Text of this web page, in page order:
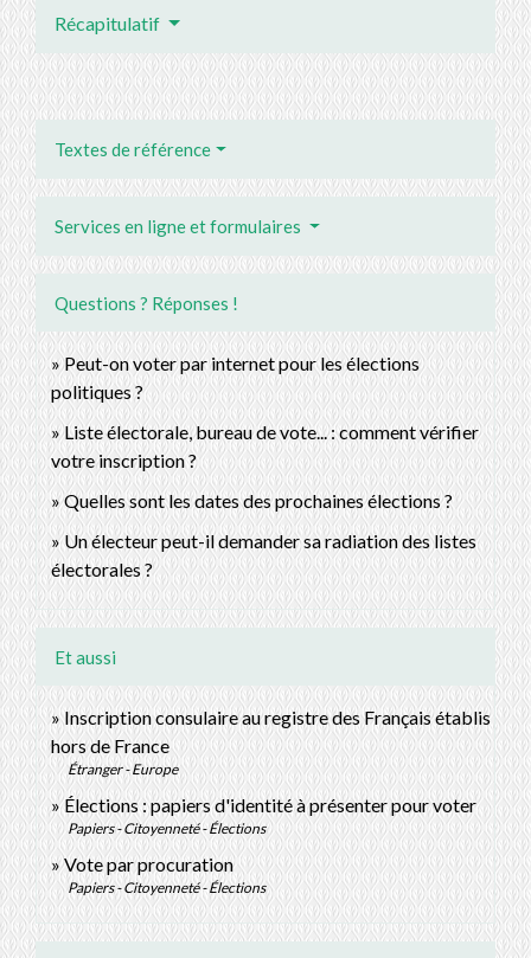
Récapitulatif
Textes de référence
Services en ligne et formulaires
Questions ? Réponses !
Peut-on voter par internet pour les élections
politiques ?
Liste électorale, bureau de vote... : comment vérifier
votre inscription ?
Quelles sont les dates des prochaines élections ?
Un électeur peut-il demander sa radiation des listes
électorales ?
Et aussi
Inscription consulaire au registre des Français établis
hors de France
Étranger - Europe
Élections : papiers d'identité à présenter pour voter
Papiers - Citoyenneté - Élections
Vote par procuration
Papiers - Citoyenneté - Élections